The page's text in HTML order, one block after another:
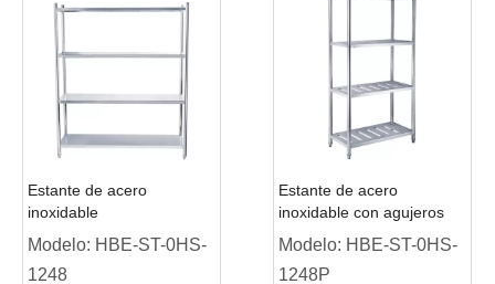
Estante de acero
inoxidable
Modelo: HBE-ST-0HS-
1248
Estante de acero
inoxidable con agujeros
Modelo: HBE-ST-0HS-
1248P